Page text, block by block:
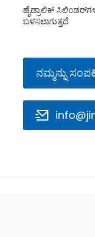
ಹೈಡ್ರಾಲಿಕ್
ಬಳಸಲಾಗುತ್ತದೆ
ನಮ್ಮನ್ನು